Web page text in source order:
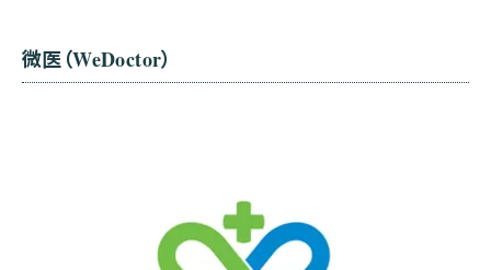
微医（WeDoctor）